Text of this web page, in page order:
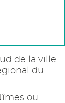
de la ville.
du
ou